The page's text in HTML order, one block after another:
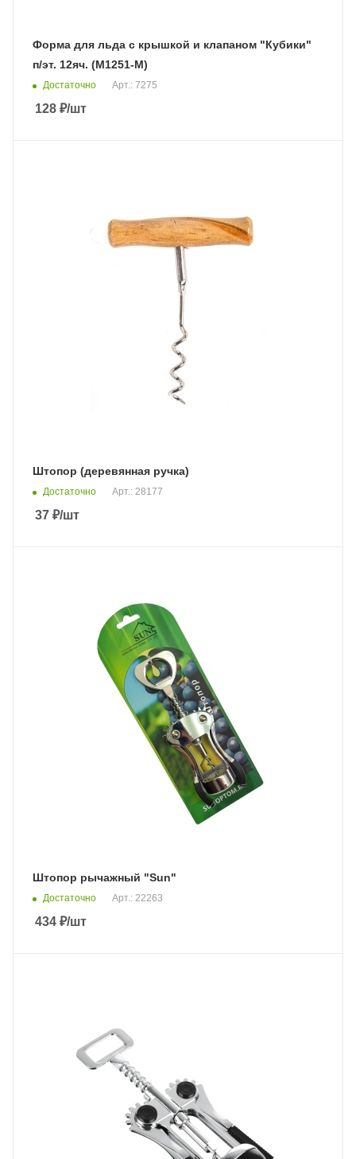
Форма для льда с крышкой и клапаном "Кубики"
п/эт. 12яч. (М1251-М)
Достаточно Арт.: 7275
128 ₽/шт
Штопор (деревянная ручка)
Достаточно Арт.: 28177
37 ₽/шт
Штопор рычажный "Sun"
Достаточно Арт.: 22263
434 ₽/шт